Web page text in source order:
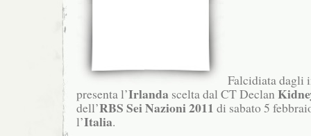
Falcidiata dagli
presenta l’Irlanda scelta dal CT Declan
dell’RBS Sei Nazioni 2011 di sabato 5
l’Italia.